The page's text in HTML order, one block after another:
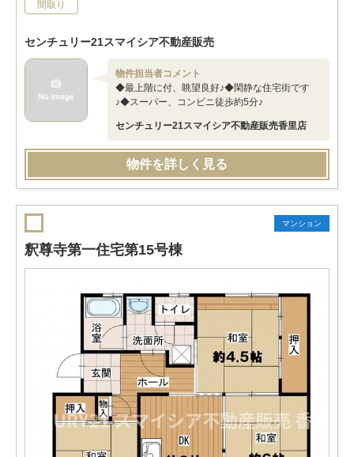
間取り
センチュリー21スマイシア不動産販売
物件担当者コメント
◆最上階に付、眺望良好♪◆閑静な住宅街です
♪◆スーパー、コンビニ徒歩約5分♪
センチュリー21スマイシア不動産販売香里店
物件を詳しく見る
マンション
釈尊寺第一住宅第15号棟